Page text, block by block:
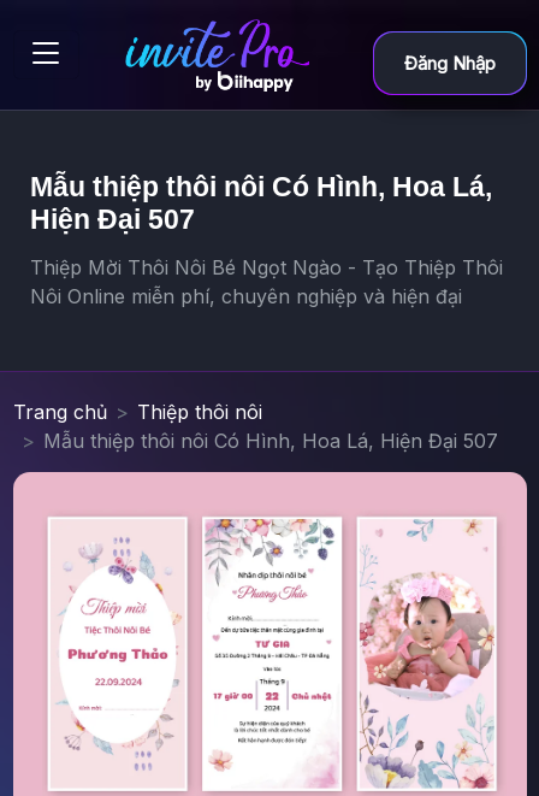
Đăng Nhập
Mẫu thiệp thôi nôi Có Hình, Hoa Lá,
Hiện Đại 507
Thiệp Mời Thôi Nôi Bé Ngọt Ngào - Tạo Thiệp Thôi
Nôi Online miễn phí, chuyên nghiệp và hiện đại
Trang chủ
Thiệp thôi nôi
Mẫu thiệp thôi nôi Có Hình, Hoa Lá, Hiện Đại 507